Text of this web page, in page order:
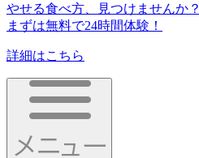
やせる食べ方、見つけませんか？
まずは無料で24時間体験！
詳細はこちら